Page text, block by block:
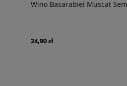
Wino Basarabiei Muscat
24,90 zł